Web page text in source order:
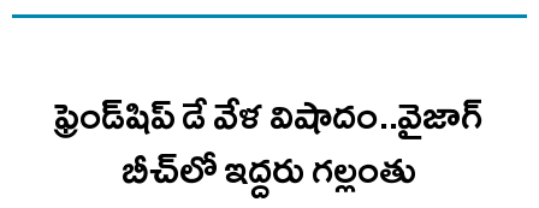
ఫ్రెండ్‌షిప్ డే వేళ విషాదం..వైజాగ్
బీచ్‌లో ఇద్దరు గల్లంతు